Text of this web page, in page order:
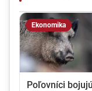
Ekonomika
Poľovníci